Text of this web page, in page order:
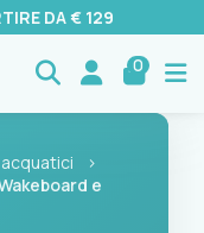
DA € 129
0
›
e